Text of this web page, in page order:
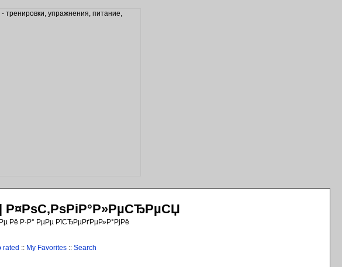
Рё Р·Р° РµРµ РїСЂРµРґРµР»Р°РјРё
rated :: My Favorites :: Search